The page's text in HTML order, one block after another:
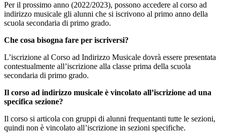
Per il prossimo anno (2022/2023), possono accedere al corso ad
indirizzo musicale gli alunni che si iscrivono al primo anno della
scuola secondaria di primo grado.
Che cosa bisogna fare per iscriversi?
L’iscrizione al Corso ad Indirizzo Musicale dovrà essere presentata
contestualmente all’iscrizione alla classe prima della scuola
secondaria di primo grado.
Il corso ad indirizzo musicale è vincolato all’iscrizione ad una
specifica sezione?
Il corso si articola con gruppi di alunni frequentanti tutte le sezioni,
quindi non è vincolato all’iscrizione in sezioni specifiche.